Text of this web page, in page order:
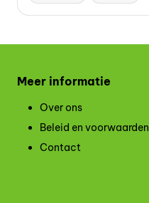
Meer informatie
Over ons
Beleid en voorwaarden
Contact